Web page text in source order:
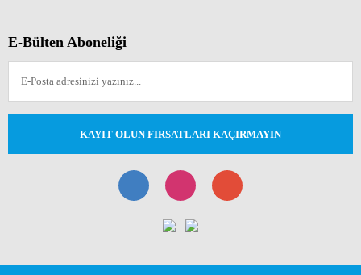
E-Bülten Aboneliği
KAYIT OLUN FIRSATLARI KAÇIRMAYIN